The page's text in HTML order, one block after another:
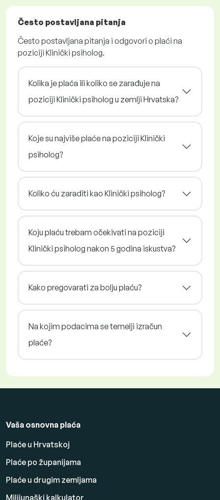
Često postavljana pitanja
Često postavljana pitanja i odgovori o plaći na
poziciji Klinički psiholog.
Kolika je plaća ili koliko se zarađuje na
poziciji Klinički psiholog u zemlji Hrvatska?
Koje su najviše plaće na poziciji Klinički
psiholog?
Koliko ću zaraditi kao Klinički psiholog?
Koju plaću trebam očekivati na poziciji
Klinički psiholog nakon 5 godina iskustva?
Kako pregovarati za bolju plaću?
Na kojim podacima se temelji izračun
plaće?
Vaša osnovna plaća
Plaće u Hrvatskoj
Plaće po županijama
Plaće u drugim zemljama
Milijunaški kalkulator